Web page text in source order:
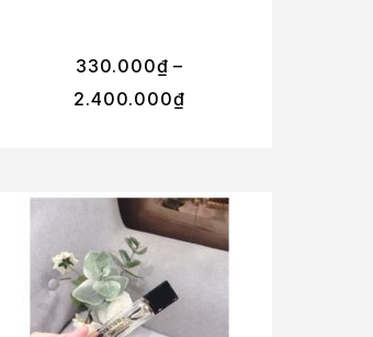
330.000₫ –
2.400.000₫